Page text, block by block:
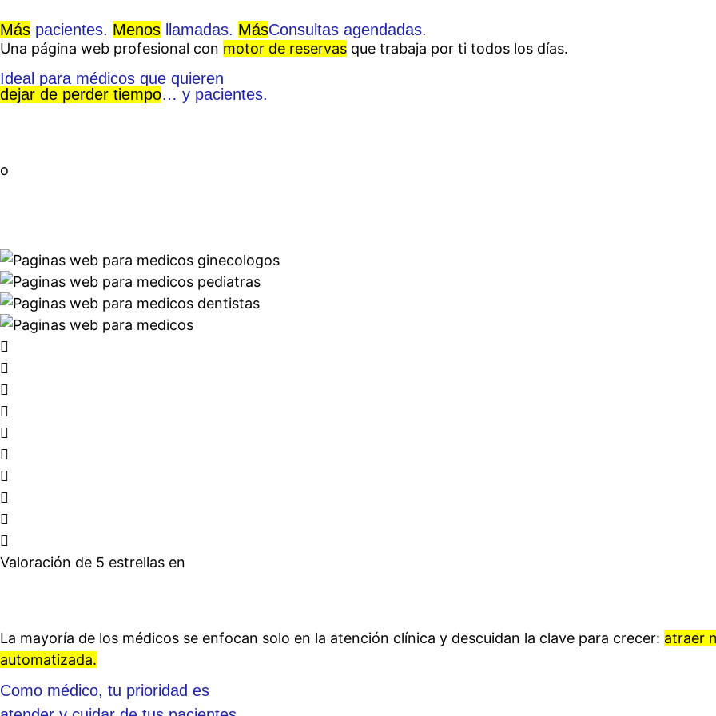
Más pacientes. Menos llamadas. MásConsultas agendadas.
Una página web profesional con motor de reservas que trabaja por ti todos los días.
Ideal para médicos que quieren
dejar de perder tiempo… y pacientes.
o
Valoración de 5 estrellas en
La mayoría de los médicos se enfocan solo en la atención clínica y descuidan la clave para crecer: atraer
automatizada.
Como médico, tu prioridad es